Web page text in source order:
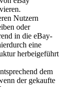
Nutzern
oder
in die eBay-
eine
herbeigeführt
dem
der gekaufte